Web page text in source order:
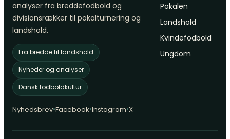
analyser fra breddefodbold og
divisionsrækker til pokalturnering og
landshold.
Fra bredde til landshold
Nyheder og analyser
Dansk fodboldkultur
Nyhedsbrev•Facebook•Instagram•X
Pokalen
Landshold
Kvindefodbold
Ungdom